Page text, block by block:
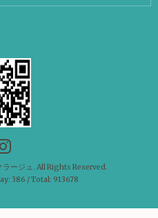
ージュ . All Rights Reserved.
386 / Total: 913678